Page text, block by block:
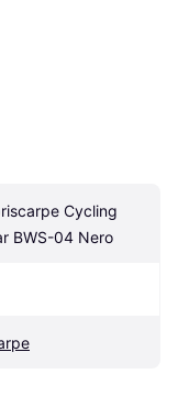
Cycling
BWS-04 Nero